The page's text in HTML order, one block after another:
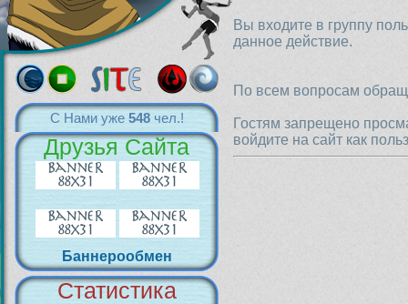
С Нами уже 548чел.!
Друзья Сайта
Баннерообмен
Статистика
Вы входите в группу
данное действие.
По всем вопросам
Гостям запрещено
войдите на сайт как